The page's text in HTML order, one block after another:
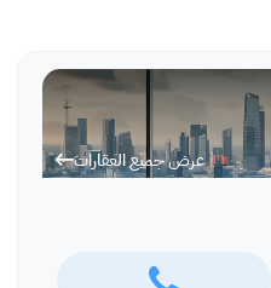
عرض جميع العقارات